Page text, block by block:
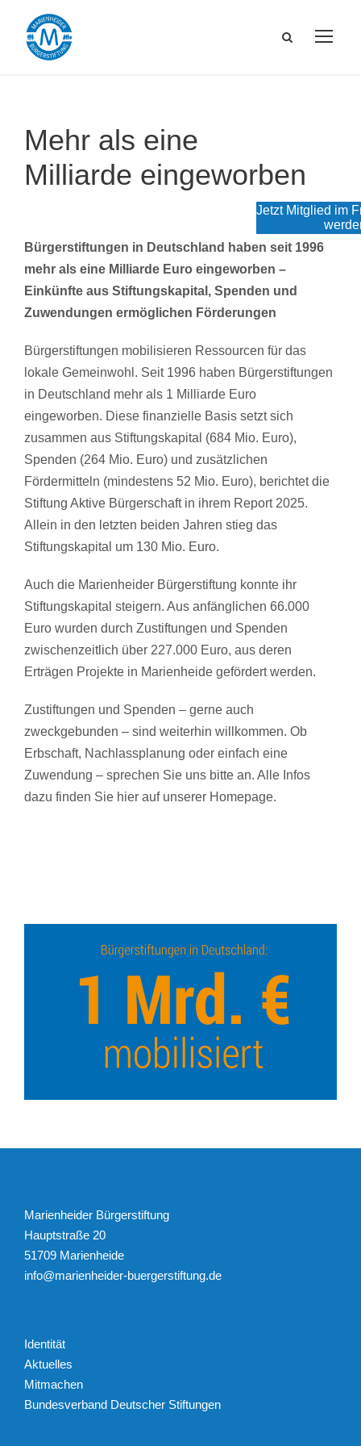
Mehr als eine
Milliarde eingeworben
Bürgerstiftungen in Deutschland haben seit 1996
mehr als eine Milliarde Euro eingeworben –
Einkünfte aus Stiftungskapital, Spenden und
Zuwendungen ermöglichen Förderungen
Bürgerstiftungen mobilisieren Ressourcen für das
lokale Gemeinwohl. Seit 1996 haben Bürgerstiftungen
in Deutschland mehr als 1 Milliarde Euro
eingeworben. Diese finanzielle Basis setzt sich
zusammen aus Stiftungskapital (684 Mio. Euro),
Spenden (264 Mio. Euro) und zusätzlichen
Fördermitteln (mindestens 52 Mio. Euro), berichtet die
Stiftung Aktive Bürgerschaft in ihrem Report 2025.
Allein in den letzten beiden Jahren stieg das
Stiftungskapital um 130 Mio. Euro.
Auch die Marienheider Bürgerstiftung konnte ihr
Stiftungskapital steigern. Aus anfänglichen 66.000
Euro wurden durch Zustiftungen und Spenden
zwischenzeitlich über 227.000 Euro, aus deren
Erträgen Projekte in Marienheide gefördert werden.
Zustiftungen und Spenden – gerne auch
zweckgebunden – sind weiterhin willkommen. Ob
Erbschaft, Nachlassplanung oder einfach eine
Zuwendung – sprechen Sie uns bitte an. Alle Infos
dazu finden Sie hier auf unserer Homepage.
Marienheider Bürgerstiftung
Hauptstraße 20
51709 Marienheide
info@marienheider-buergerstiftung.de
Identität
Aktuelles
Mitmachen
Bundesverband Deutscher Stiftungen
Jetzt Mitglied im